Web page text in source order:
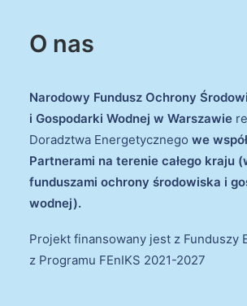
O nas
Narodowy Fundusz Ochrony
i Gospodarki Wodnej w Warszawie
Doradztwa Energetycznego we
Partnerami na terenie całego kraju
funduszami ochrony środowiska i
wodnej).
Projekt finansowany jest z Funduszy
z Programu FEnIKS 2021-2027